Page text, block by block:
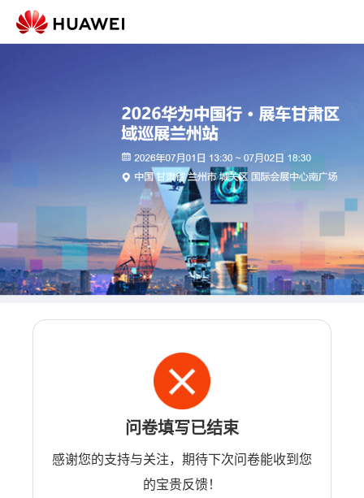
问卷填写已结束
感谢您的支持与关注，期待下次问卷能收到您
的宝贵反馈！